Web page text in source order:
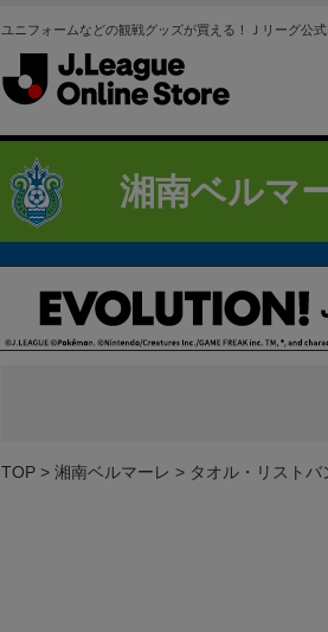
ユニフォームなどの観戦グッズが買える！Ｊリーグ公
湘南ベルマ
TOP 湘南ベルマーレ タオル・リストバ